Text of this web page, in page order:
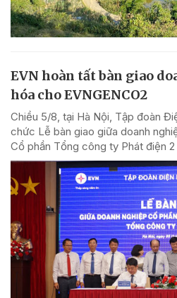
EVN hoàn tất bàn giao
hóa cho EVNGENCO2
Chiều 5/8, tại Hà Nội, Tập đoàn
chức Lễ bàn giao giữa doanh
Cổ phần Tổng công ty Phát điện 2